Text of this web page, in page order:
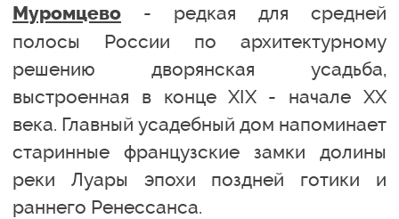
Муромцево - редкая для средней
полосы России по архитектурному
решению дворянская усадьба,
выстроенная в конце XIX - начале XX
века. Главный усадебный дом напоминает
старинные французские замки долины
реки Луары эпохи поздней готики и
раннего Ренессанса.